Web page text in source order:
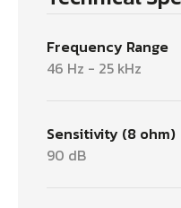
Frequency Range
46 Hz - 25 kHz
Sensitivity (8 ohm)
90 dB